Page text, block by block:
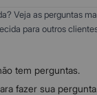
de cabeca.
Veja as perguntas
para outros
tem perguntas.
fazer sua pergunta.